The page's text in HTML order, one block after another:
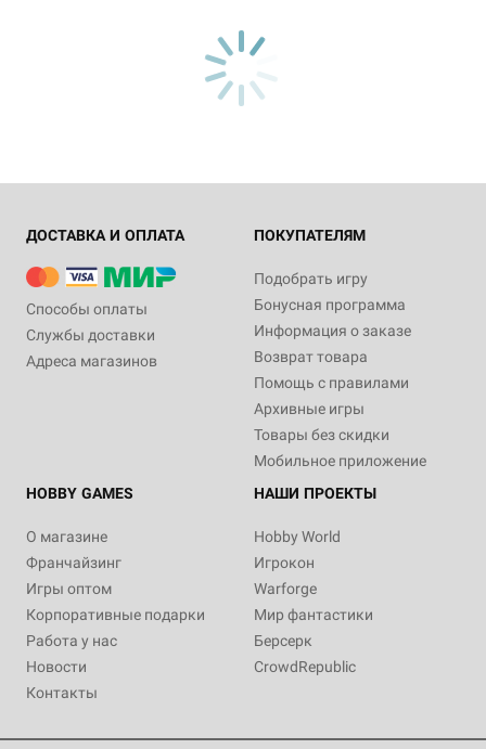
ДОСТАВКА И ОПЛАТА
Способы оплаты
Службы доставки
Адреса магазинов
ПОКУПАТЕЛЯМ
Подобрать игру
Бонусная программа
Информация о заказе
Возврат товара
Помощь с правилами
Архивные игры
Товары без скидки
Мобильное приложение
HOBBY GAMES
О магазине
Франчайзинг
Игры оптом
Корпоративные подарки
Работа у нас
Новости
Контакты
НАШИ ПРОЕКТЫ
Hobby World
Игрокон
Warforge
Мир фантастики
Берсерк
CrowdRepublic